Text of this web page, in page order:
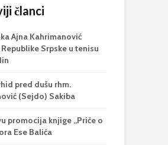
članci
Ajna Kahrimanović
Srpske u tenisu
pred dušu rhm.
(Sejdo) Sakiba
promocija knjige „Priče o
Ese Balića